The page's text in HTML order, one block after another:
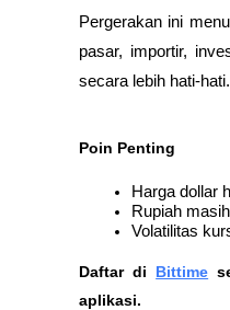
Pergerakan ini
pasar, importir,
secara lebih hati-hati.
Poin Penting
Harga dollar
Rupiah
Volatilitas
Daftar di Bittime
aplikasi.